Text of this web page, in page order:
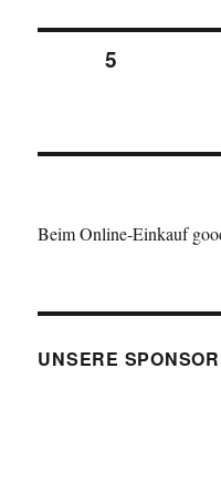
Beiträge
SEITE5
Beim Online-Einkauf
UNSERE